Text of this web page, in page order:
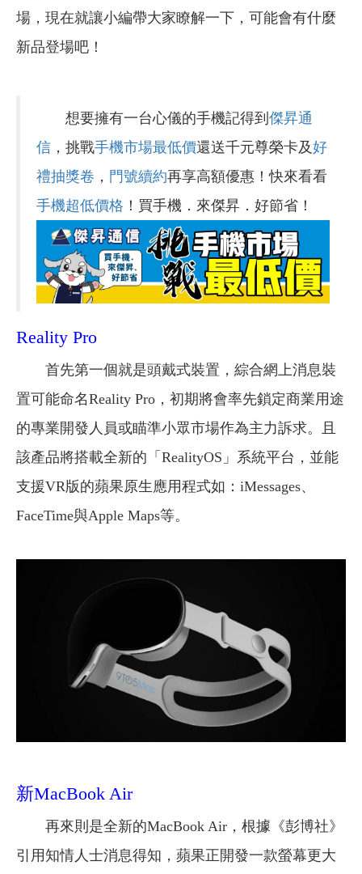
場，現在就讓小編帶大家瞭解一下，可能會有什麼
新品登場吧！
想要擁有一台心儀的手機記得到 傑昇通
信 ，挑戰手機市場最低價還送千元尊榮卡及好
禮抽獎卷 ， 門號續約再享高額優惠！快來看看
手機超低價格 ！買手機．來傑昇．好節省！
Reality Pro
首先第一個就是頭戴式裝置，綜合網上消息裝
置可能命名Reality Pro，初期將會率先鎖定商業用途
的專業開發人員或瞄準小眾市場作為主力訴求。且
該產品將搭載全新的「RealityOS」系統平台，並能
支援VR版的蘋果原生應用程式如：iMessages、
FaceTime與Apple Maps等。
新MacBook Air
再來則是全新的MacBook Air，根據《彭博社》
引用知情人士消息得知，蘋果正開發一款螢幕更大